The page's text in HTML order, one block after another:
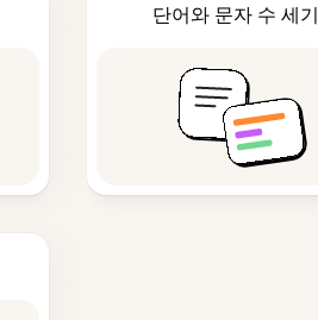
단어와 문자 수 세기